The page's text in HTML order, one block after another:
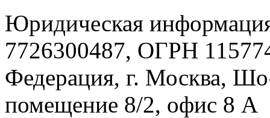
Юридическая
7726300487, ОГРН
Федерация, г. Москва,
помещение 8/2, офис 8 А